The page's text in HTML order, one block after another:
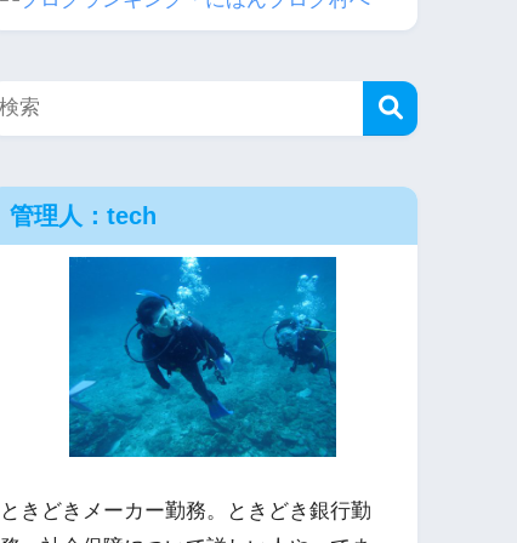
管理人：tech
ときどきメーカー勤務。ときどき銀行勤